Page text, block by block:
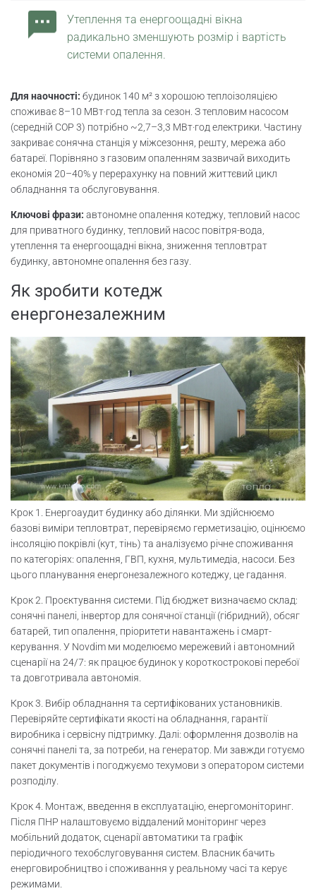
Утеплення та енергоощадні вікна
радикально зменшують розмір і вартість
системи опалення.
Для наочності: будинок 140 м² з хорошою теплоізоляцією
споживає 8–10 МВт·год тепла за сезон. З тепловим насосом
(середній COP 3) потрібно ~2,7–3,3 МВт·год електрики. Частину
закриває сонячна станція у міжсезоння, решту, мережа або
батареї. Порівняно з газовим опаленням зазвичай виходить
економія 20–40% у перерахунку на повний життєвий цикл
обладнання та обслуговування.
Ключові фрази: автономне опалення котеджу, тепловий насос
для приватного будинку, тепловий насос повітря-вода,
утеплення та енергоощадні вікна, зниження тепловтрат
будинку, автономне опалення без газу.
Як зробити котедж
енергонезалежним
Крок 1. Енергоаудит будинку або ділянки. Ми здійснюємо
базові виміри тепловтрат, перевіряємо герметизацію, оцінюємо
інсоляцію покрівлі (кут, тінь) та аналізуємо річне споживання
по категоріях: опалення, ГВП, кухня, мультимедіа, насоси. Без
цього планування енергонезалежного котеджу, це гадання.
Крок 2. Проєктування системи. Під бюджет визначаємо склад:
сонячні панелі, інвертор для сонячної станції (гібридний), обсяг
батарей, тип опалення, пріоритети навантажень і смарт-
керування. У Novdim ми моделюємо мережевий і автономний
сценарії на 24/7: як працює будинок у короткострокові перебої
та довготривала автономія.
Крок 3. Вибір обладнання та сертифікованих установників.
Перевіряйте сертифікати якості на обладнання, гарантії
виробника і сервісну підтримку. Далі: оформлення дозволів на
сонячні панелі та, за потреби, на генератор. Ми завжди готуємо
пакет документів і погоджуємо техумови з оператором системи
розподілу.
Крок 4. Монтаж, введення в експлуатацію, енергомоніторинг.
Після ПНР налаштовуємо віддалений моніторинг через
мобільний додаток, сценарії автоматики та графік
періодичного техобслуговування систем. Власник бачить
енерговиробництво і споживання у реальному часі та керує
режимами.